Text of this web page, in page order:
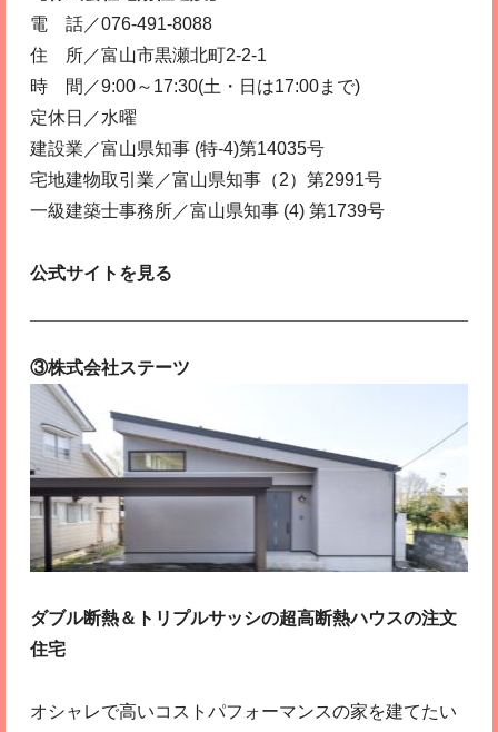
電 話／076-491-8088
住 所／富山市黒瀬北町2-2-1
時 間／9:00～17:30(土・日は17:00まで)
定休日／水曜
建設業／富山県知事 (特-4)第14035号
宅地建物取引業／富山県知事（2）第2991号
一級建築士事務所／富山県知事 (4) 第1739号
公式サイトを見る
③株式会社ステーツ
ダブル断熱＆トリプルサッシの超高断熱ハウスの注文
住宅
オシャレで高いコストパフォーマンスの家を建てたい